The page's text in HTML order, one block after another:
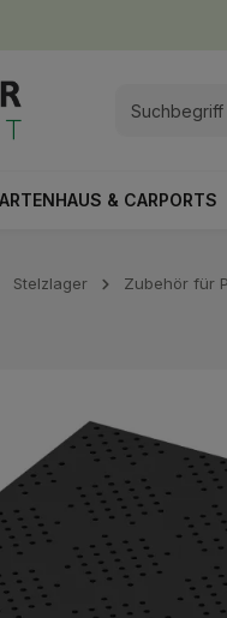
& CARPORTS
Stelzlager Zubehör für